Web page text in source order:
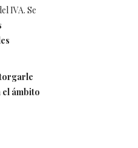
IVA. Se
ámbito